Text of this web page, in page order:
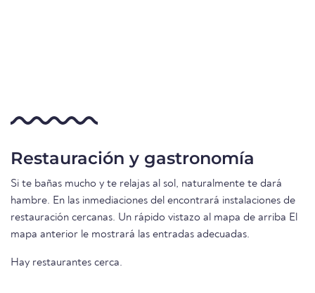
Restauración y gastronomía
Si te bañas mucho y te relajas al sol, naturalmente te dará
hambre. En las inmediaciones del encontrará instalaciones de
restauración cercanas. Un rápido vistazo al mapa de arriba El
mapa anterior le mostrará las entradas adecuadas.
Hay restaurantes cerca.